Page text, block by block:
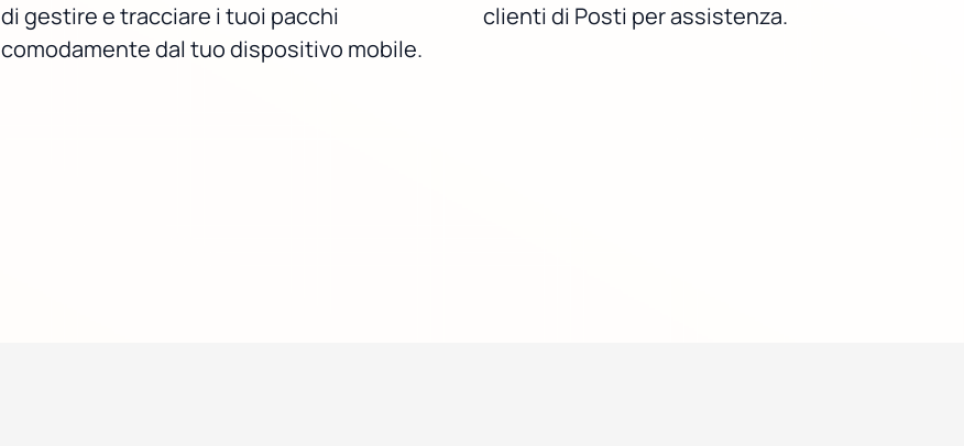
di gestire e tracciare i tuoi pacchi
comodamente dal tuo dispositivo mobile.
clienti di Posti per assistenza.